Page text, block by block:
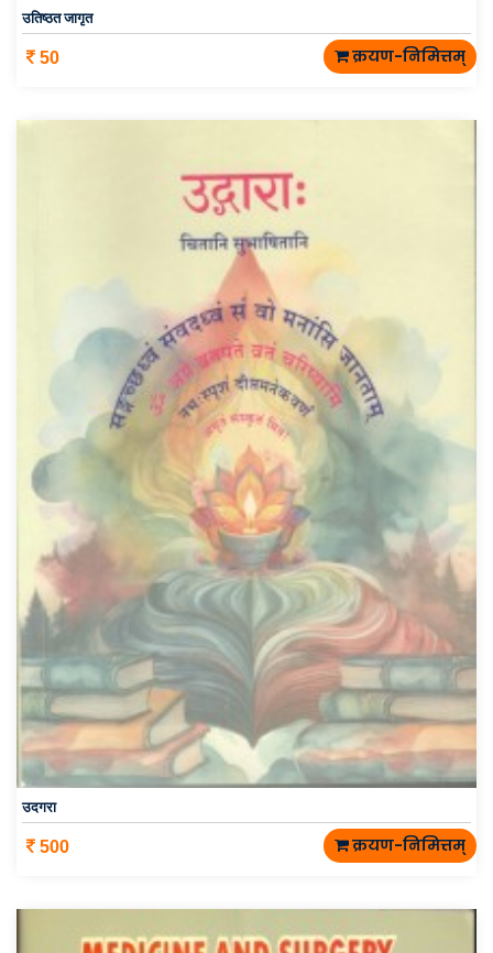
उतिष्ठत जागृत
50 क्रयण-निमित्तम्
उदगरा
500 क्रयण-निमित्तम्